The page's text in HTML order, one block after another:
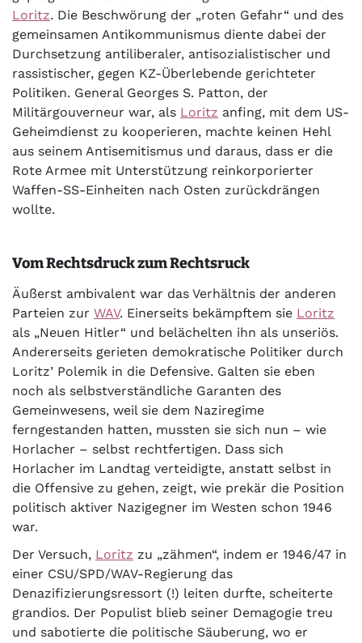
Loritz. Die Beschwörung der „roten Gefahr“ und des
gemeinsamen Antikommunismus diente dabei der
Durchsetzung antiliberaler, antisozialistischer und
rassistischer, gegen KZ-Überlebende gerichteter
Politiken. General Georges S. Patton, der
Militärgouverneur war, als Loritz anfing, mit dem US-
Geheimdienst zu kooperieren, machte keinen Hehl
aus seinem Antisemitismus und daraus, dass er die
Rote Armee mit Unterstützung reinkorporierter
Waffen-SS-Einheiten nach Osten zurückdrängen
wollte.
Vom Rechtsdruck zum Rechtsruck
Äußerst ambivalent war das Verhältnis der anderen
Parteien zur WAV. Einerseits bekämpftem sie Loritz
als „Neuen Hitler“ und belächelten ihn als unseriös.
Andererseits gerieten demokratische Politiker durch
Loritz’ Polemik in die Defensive. Galten sie eben
noch als selbstverständliche Garanten des
Gemeinwesens, weil sie dem Naziregime
ferngestanden hatten, mussten sie sich nun – wie
Horlacher – selbst rechtfertigen. Dass sich
Horlacher im Landtag verteidigte, anstatt selbst in
die Offensive zu gehen, zeigt, wie prekär die Position
politisch aktiver Nazigegner im Westen schon 1946
war.
Der Versuch, Loritz zu „zähmen“, indem er 1946/47 in
einer CSU/SPD/WAV-Regierung das
Denazifizierungsressort (!) leiten durfte, scheiterte
grandios. Der Populist blieb seiner Demagogie treu
und sabotierte die politische Säuberung, wo er